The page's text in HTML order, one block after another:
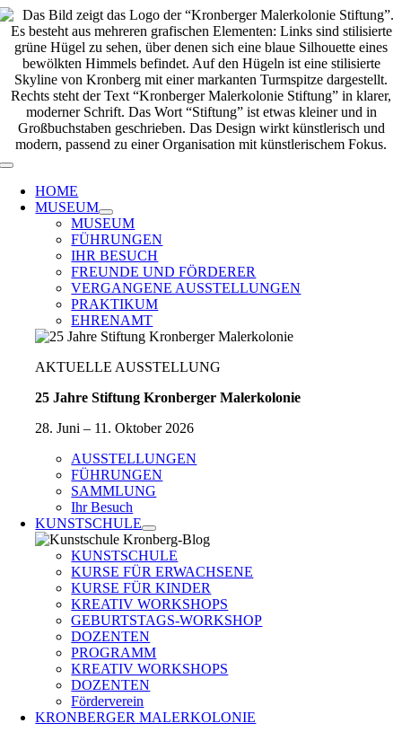
Zum
Inhalt
springen
Toggle
Navigation
HOME
MUSEUM
MUSEUM
FÜHRUNGEN
IHR BESUCH
FREUNDE UND FÖRDERER
VERGANGENE AUSSTELLUNGEN
PRAKTIKUM
EHRENAMT
AKTUELLE AUSSTELLUNG
25 Jahre Stiftung Kronberger Malerkolonie
28. Juni – 11. Oktober 2026
AUSSTELLUNGEN
FÜHRUNGEN
SAMMLUNG
Ihr Besuch
KUNSTSCHULE
KUNSTSCHULE
KURSE FÜR ERWACHSENE
KURSE FÜR KINDER
KREATIV WORKSHOPS
GEBURTSTAGS-WORKSHOP
DOZENTEN
PROGRAMM
KREATIV WORKSHOPS
DOZENTEN
Förderverein
KRONBERGER MALERKOLONIE